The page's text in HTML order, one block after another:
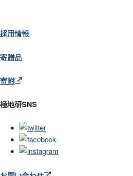
採用情報
寄贈品
寄附
極地研SNS